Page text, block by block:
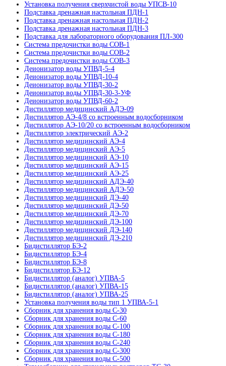
Установка получения сверхчистой воды УПСВ-10
Подставка дренажная настольная ПДН-1
Подставка дренажная настольная ПДН-2
Подставка дренажная настольная ПДН-3
Подставка для лабораторного оборудования ПЛ-300
Система предочистки воды СОВ-1
Система предочистки воды СОВ-2
Система предочистки воды СОВ-3
Деионизатор воды УПВД-5-4
Деионизатор воды УПВД-10-4
Деионизатор воды УПВД-30-2
Деионизатор воды УПВД-30-3-УФ
Деионизатор воды УПВД-60-2
Дистиллятор медицинский АДЭ-09
Дистиллятор АЭ-4/8 со встроенным водосборником
Дистиллятор АЭ-10/20 со встроенным водосборником
Дистиллятор электрический АЭ-2
Дистиллятор медицинский АЭ-4
Дистиллятор медицинский АЭ-5
Дистиллятор медицинский АЭ-10
Дистиллятор медицинский АЭ-15
Дистиллятор медицинский АЭ-25
Дистиллятор медицинский АДЭ-40
Дистиллятор медицинский АДЭ-50
Дистиллятор медицинский ДЭ-40
Дистиллятор медицинский ДЭ-50
Дистиллятор медицинский ДЭ-70
Дистиллятор медицинский ДЭ-100
Дистиллятор медицинский ДЭ-140
Дистиллятор медицинский ДЭ-210
Бидистиллятор БЭ-2
Бидистиллятор БЭ-4
Бидистиллятор БЭ-8
Бидистиллятор БЭ-12
Бидистиллятор (аналог) УПВА-5
Бидистиллятор (аналог) УПВА-15
Бидистиллятор (аналог) УПВА-25
Установка получения воды тип 1 УПВА-5-1
Сборник для хранения воды С-30
Сборник для хранения воды С-60
Сборник для хранения воды С-100
Сборник для хранения воды С-180
Сборник для хранения воды С-240
Сборник для хранения воды С-300
Сборник для хранения воды С-500